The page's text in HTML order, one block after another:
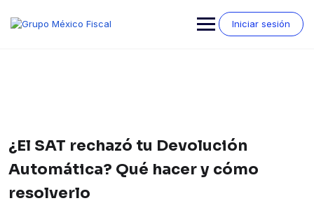
contenido
Iniciar sesión
¿El SAT rechazó tu Devolución
Automática? Qué hacer y cómo
resolverlo